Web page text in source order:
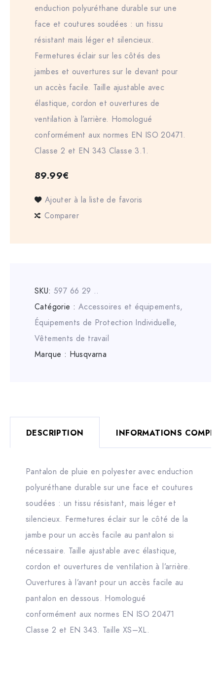
enduction polyuréthane durable sur une
face et coutures soudées : un tissu
résistant mais léger et silencieux.
Fermetures éclair sur les côtés des
jambes et ouvertures sur le devant pour
un accès facile. Taille ajustable avec
élastique, cordon et ouvertures de
ventilation à l’arrière. Homologué
conformément aux normes EN ISO 20471.
Classe 2 et EN 343 Classe 3.1.
89.99€
Ajouter à la liste de favoris
Comparer
SKU: 597 66 29 ..
Catégorie : Accessoires et équipements,
Équipements de Protection Individuelle,
Vêtements de travail
Marque : Husqvarna
DESCRIPTION INFORMATIONS
Pantalon de pluie en polyester avec enduction
polyuréthane durable sur une face et coutures
soudées : un tissu résistant, mais léger et
silencieux. Fermetures éclair sur le côté de la
jambe pour un accès facile au pantalon si
nécessaire. Taille ajustable avec élastique,
cordon et ouvertures de ventilation à l’arrière.
Ouvertures à l’avant pour un accès facile au
pantalon en dessous. Homologué
conformément aux normes EN ISO 20471
Classe 2 et EN 343. Taille XS–XL.